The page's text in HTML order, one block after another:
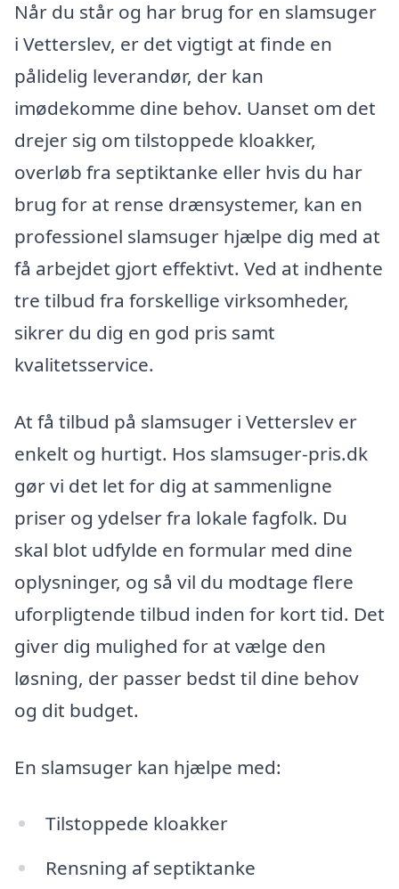
Når du står og har brug for en slamsuger
i Vetterslev, er det vigtigt at finde en
pålidelig leverandør, der kan
imødekomme dine behov. Uanset om det
drejer sig om tilstoppede kloakker,
overløb fra septiktanke eller hvis du har
brug for at rense drænsystemer, kan en
professionel slamsuger hjælpe dig med at
få arbejdet gjort effektivt. Ved at indhente
tre tilbud fra forskellige virksomheder,
sikrer du dig en god pris samt
kvalitetsservice.
At få tilbud på slamsuger i Vetterslev er
enkelt og hurtigt. Hos slamsuger-pris.dk
gør vi det let for dig at sammenligne
priser og ydelser fra lokale fagfolk. Du
skal blot udfylde en formular med dine
oplysninger, og så vil du modtage flere
uforpligtende tilbud inden for kort tid. Det
giver dig mulighed for at vælge den
løsning, der passer bedst til dine behov
og dit budget.
En slamsuger kan hjælpe med:
Tilstoppede kloakker
Rensning af septiktanke